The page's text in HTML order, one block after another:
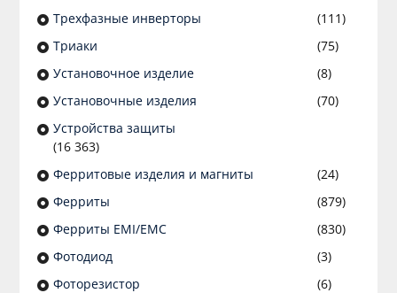
Трехфазные инверторы
(111)
Триаки
(75)
Установочное изделие
(8)
Установочные изделия
(70)
Устройства защиты
(16 363)
Ферритовые изделия и магниты
(24)
Ферриты
(879)
Ферриты EMI/EMC
(830)
Фотодиод
(3)
Фоторезистор
(6)